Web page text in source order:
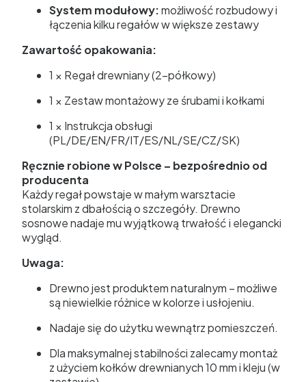
System modułowy:możliwość rozbudowy i
łączenia kilku regałów w większe zestawy
Zawartość opakowania:
1 × Regał drewniany (2-półkowy)
1 × Zestaw montażowy ze śrubami i kołkami
1 × Instrukcja obsługi
(PL/DE/EN/FR/IT/ES/NL/SE/CZ/SK)
Ręcznie robione w Polsce – bezpośrednio od
producenta
Każdy regał powstaje w małym warsztacie
stolarskim z dbałością o szczegóły. Drewno
sosnowe nadaje mu wyjątkową trwałość i elegancki
wygląd.
Uwaga:
Drewno jest produktem naturalnym – możliwe
są niewielkie różnice w kolorze i usłojeniu.
Nadaje się do użytku wewnątrz pomieszczeń.
Dla maksymalnej stabilności zalecamy montaż
z użyciem kołków drewnianych 10 mm i kleju (w